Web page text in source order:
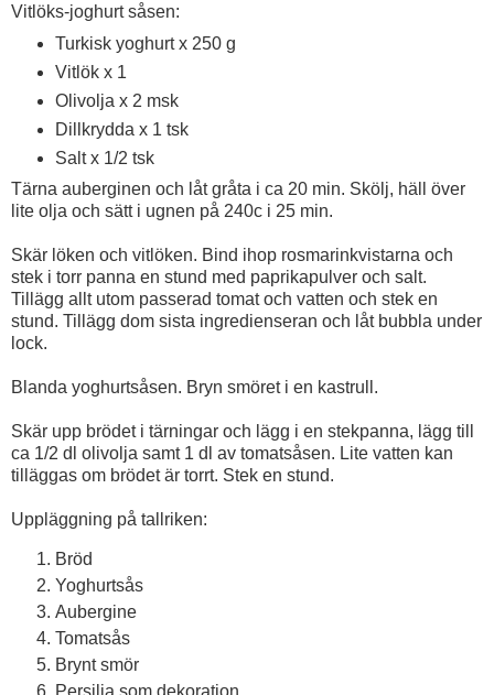
Vitlöks-joghurt såsen:
Turkisk yoghurt x 250 g
Vitlök x 1
Olivolja x 2 msk
Dillkrydda x 1 tsk
Salt x 1/2 tsk
Tärna auberginen och låt gråta i ca 20 min. Skölj, häll över
lite olja och sätt i ugnen på 240c i 25 min.
Skär löken och vitlöken. Bind ihop rosmarinkvistarna och
stek i torr panna en stund med paprikapulver och salt.
Tillägg allt utom passerad tomat och vatten och stek en
stund. Tillägg dom sista ingredienseran och låt bubbla under
lock.
Blanda yoghurtsåsen. Bryn smöret i en kastrull.
Skär upp brödet i tärningar och lägg i en stekpanna, lägg till
ca 1/2 dl olivolja samt 1 dl av tomatsåsen. Lite vatten kan
tilläggas om brödet är torrt. Stek en stund.
Uppläggning på tallriken:
Bröd
Yoghurtsås
Aubergine
Tomatsås
Brynt smör
Persilja som dekoration